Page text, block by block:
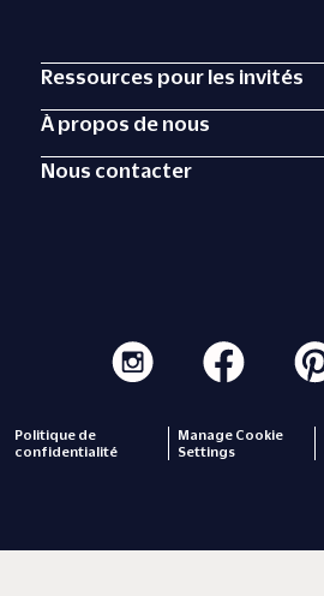
Ressources pour les invités
À propos de nous
Nous contacter
Politique de
confidentialité
Manage Cookie
Settings